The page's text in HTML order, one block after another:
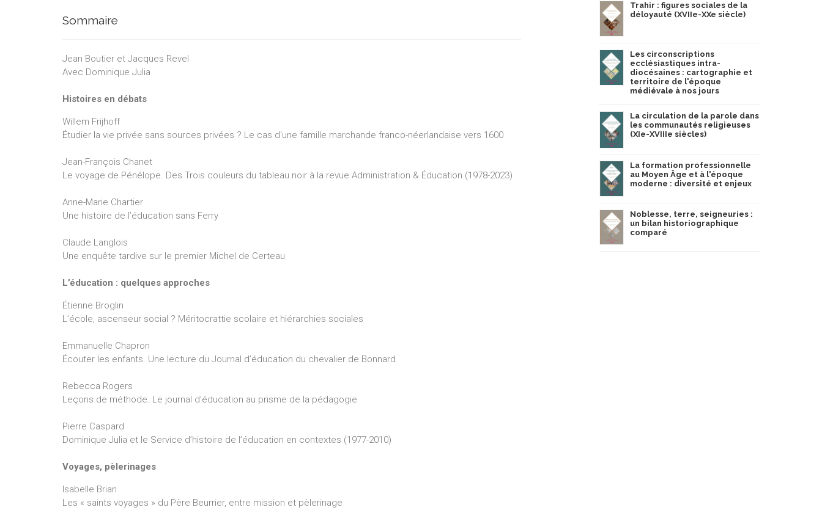
Sommaire
Jean Boutier et Jacques Revel
Avec Dominique Julia
Histoires en débats
Willem Frijhoff
Étudier la vie privée sans sources privées ? Le cas d'une famille marchande franco-néerlandaise vers 1600
Jean-François Chanet
Le voyage de Pénélope. Des Trois couleurs du tableau noir à la revue Administration & Éducation (1978-2023)
Anne-Marie Chartier
Une histoire de l’éducation sans Ferry
Claude Langlois
Une enquête tardive sur le premier Michel de Certeau
L’éducation : quelques approches
Étienne Broglin
L’école, ascenseur social ? Méritocrattie scolaire et hiérarchies sociales
Emmanuelle Chapron
Écouter les enfants. Une lecture du Journal d’éducation du chevalier de Bonnard
Rebecca Rogers
Leçons de méthode. Le journal d’éducation au prisme de la pédagogie
Pierre Caspard
Dominique Julia et le Service d’histoire de l’éducation en contextes (1977-2010)
Voyages, pèlerinages
Isabelle Brian
Les « saints voyages » du Père Beurrier, entre mission et pèlerinage
Trahir : figures sociales de la
déloyauté (XVIIe-XXe siècle)
Les circonscriptions
ecclésiastiques intra-
diocésaines : cartographie et
territoire de l'époque
médiévale à nos jours
La circulation de la parole dans
les communautés religieuses
(XIe-XVIIIe siècles)
La formation professionnelle
au Moyen Âge et à l'époque
moderne : diversité et enjeux
Noblesse, terre, seigneuries :
un bilan historiographique
comparé